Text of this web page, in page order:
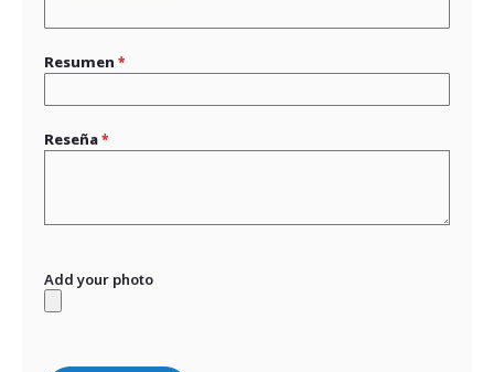
Resumen
Reseña
Add your photo